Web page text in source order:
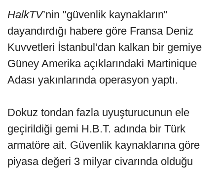
HalkTV’nin "güvenlik kaynakların"
dayandırdığı habere göre Fransa Deniz
Kuvvetleri İstanbul’dan kalkan bir gemiye
Güney Amerika açıklarındaki Martinique
Adası yakınlarında operasyon yaptı.
Dokuz tondan fazla uyuşturucunun ele
geçirildiği gemi H.B.T. adında bir Türk
armatöre ait. Güvenlik kaynaklarına göre
piyasa değeri 3 milyar civarında olduğu